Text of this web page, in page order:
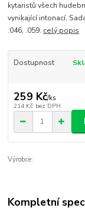
kytaristů všech
vynikající intonací.
.046, .059. celý popis
Dostupnost
259 Kč/ks
214 Kč bez DPH
Výrobce:
Kompletní